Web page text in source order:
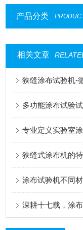
产品分类
相关文章
多功能涂布试验
专业定义实验室
狭缝式涂布机的
涂布试验机不同